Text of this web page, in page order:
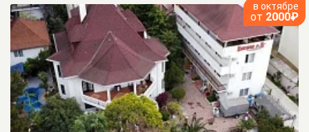
в октябре
от 2000₽